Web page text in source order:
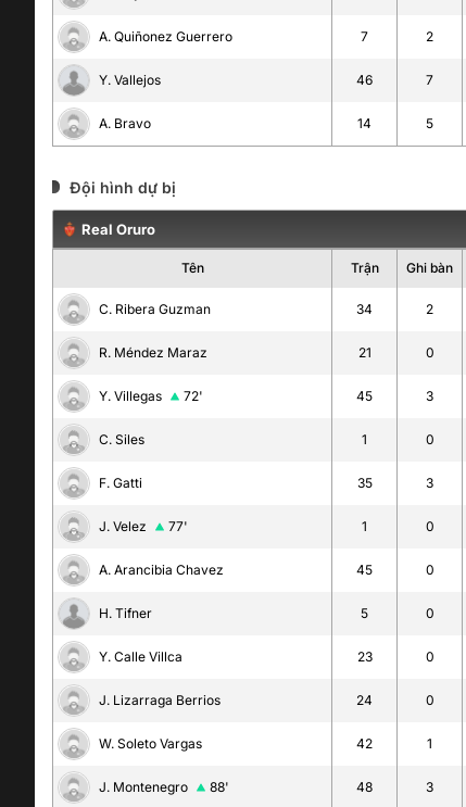
A. Quiñonez Guerrero 7 2
Y. Vallejos 46 7
A. Bravo 14 5
Đội hình dự bị
Real Oruro
Tên Trận Ghi bàn
C. Ribera Guzman 34 2
R. Méndez Maraz 21 0
Y. Villegas 72' 45 3
C. Siles 1 0
F. Gatti 35 3
J. Velez 77' 1 0
A. Arancibia Chavez 45 0
H. Tifner 5 0
Y. Calle Villca 23 0
J. Lizarraga Berrios 24 0
W. Soleto Vargas 42 1
J. Montenegro 88' 48 3